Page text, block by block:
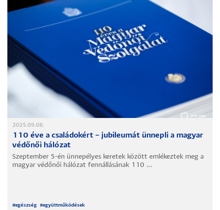
2025.09.08.
110 éve a családokért – jubileumát ünnepli a magyar
védőnői hálózat
Szeptember 5-én ünnepélyes keretek között emlékeztek meg a
magyar védőnői hálózat fennállásának 110 ...
#egészség #együttműködések